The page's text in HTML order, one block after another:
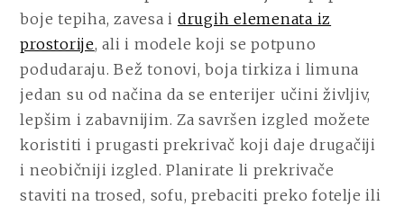
boje tepiha, zavesa i drugih elemenata iz
prostorije, ali i modele koji se potpuno
podudaraju. Bež tonovi, boja tirkiza i limuna
jedan su od načina da se enterijer učini življiv,
lepšim i zabavnijim. Za savršen izgled možete
koristiti i prugasti prekrivač koji daje drugačiji
i neobičniji izgled. Planirate li prekrivače
staviti na trosed, sofu, prebaciti preko fotelje ili